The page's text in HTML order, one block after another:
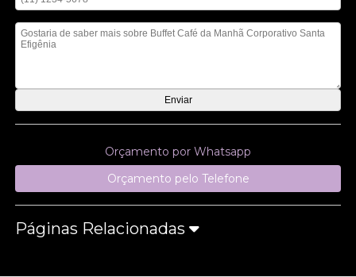
Orçamento por Whatsapp
Orçamento pelo Telefone
Páginas Relacionadas